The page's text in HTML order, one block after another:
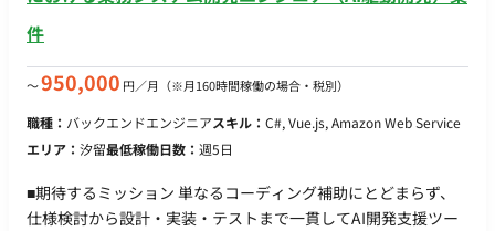
件
〜950,000 円／月 （※月160時間稼働の場合・税別）
職種： バックエンドエンジニアスキル： C#, Vue.js, Amazon Web Service
エリア： 汐留最低稼働日数： 週5日
■期待するミッション 単なるコーディング補助にとどまらず、
仕様検討から設計・実装・テストまで一貫してAI開発支援ツー